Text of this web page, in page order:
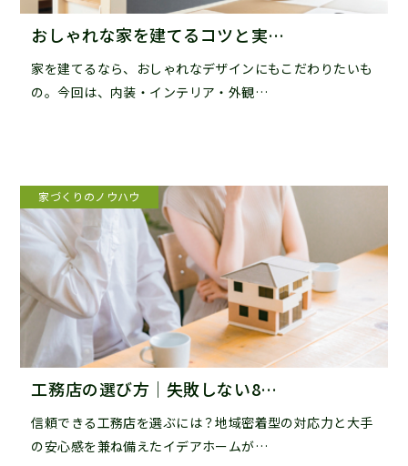
おしゃれな家を建てるコツと実…
家を建てるなら、おしゃれなデザインにもこだわりたいも
の。今回は、内装・インテリア・外観…
家づくりのノウハウ
工務店の選び方｜失敗しない8…
信頼できる工務店を選ぶには？地域密着型の対応力と大手
の安心感を兼ね備えたイデアホームが…